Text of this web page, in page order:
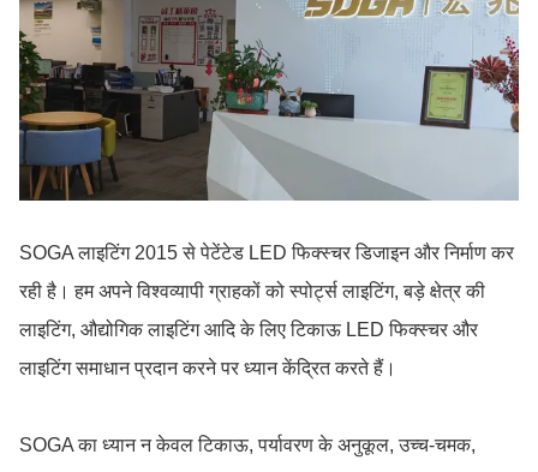
SOGA लाइटिंग 2015 से पेटेंटेड LED फिक्स्चर डिजाइन और निर्माण कर
रही है। हम अपने विश्वव्यापी ग्राहकों को स्पोर्ट्स लाइटिंग, बड़े क्षेत्र की
लाइटिंग, औद्योगिक लाइटिंग आदि के लिए टिकाऊ LED फिक्स्चर और
लाइटिंग समाधान प्रदान करने पर ध्यान केंद्रित करते हैं।
SOGA का ध्यान न केवल टिकाऊ, पर्यावरण के अनुकूल, उच्च-चमक,